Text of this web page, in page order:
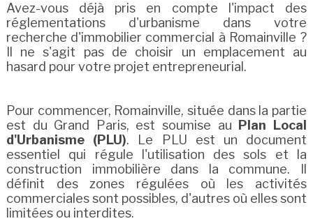
Avez-vous déjà pris en compte l'impact des
réglementations d'urbanisme dans votre
recherche d'immobilier commercial à Romainville ?
Il ne s'agit pas de choisir un emplacement au
hasard pour votre projet entrepreneurial.
Pour commencer, Romainville, située dans la partie
est du Grand Paris, est soumise au
Plan Local
d'Urbanisme (PLU). Le PLU est un document
essentiel qui régule l'utilisation des sols et la
construction immobilière dans la commune. Il
définit des zones régulées où les activités
commerciales sont possibles, d'autres où elles sont
limitées ou interdites.